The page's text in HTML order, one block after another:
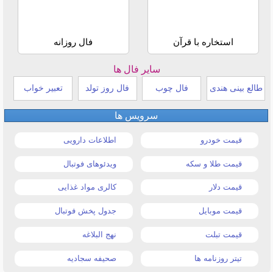
استخاره با قرآن فال روزانه
سایر فال ها
طالع بینی هندی فال چوب فال روز تولد تعبیر خواب
سرویس ها
قیمت خودرو اطلاعات دارویی
قیمت طلا و سکه ویدئوهای فوتبال
قیمت دلار کالری مواد غذایی
قیمت موبایل جدول پخش فوتبال
قیمت تبلت نهج البلاغه
تیتر روزنامه ها صحیفه سجادیه